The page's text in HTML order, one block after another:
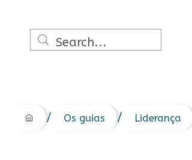
/ Os guias / Liderança